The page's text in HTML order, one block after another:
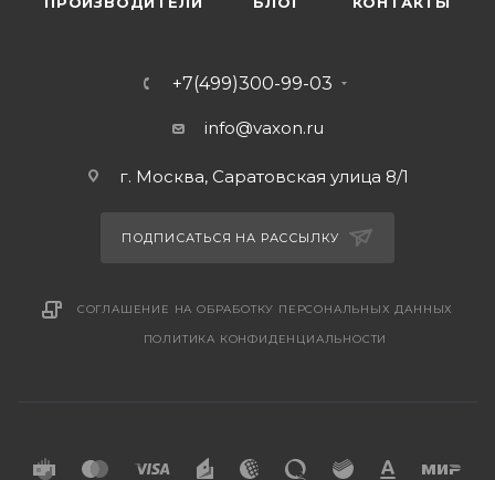
+7(499)300-99-03
info@vaxon.ru
г. Москва, Саратовская улица 8/1
ПОДПИСАТЬСЯ НА РАССЫЛКУ
СОГЛАШЕНИЕ НА ОБРАБОТКУ ПЕРСОНАЛЬНЫХ ДАННЫХ
ПОЛИТИКА КОНФИДЕНЦИАЛЬНОСТИ